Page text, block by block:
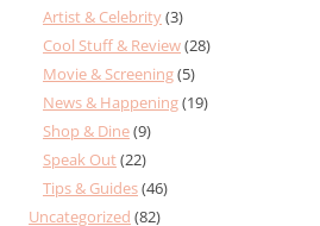
Artist & Celebrity(3)
Cool Stuff & Review(28)
Movie & Screening(5)
News & Happening(19)
Shop & Dine(9)
Speak Out(22)
Tips & Guides(46)
Uncategorized (82)